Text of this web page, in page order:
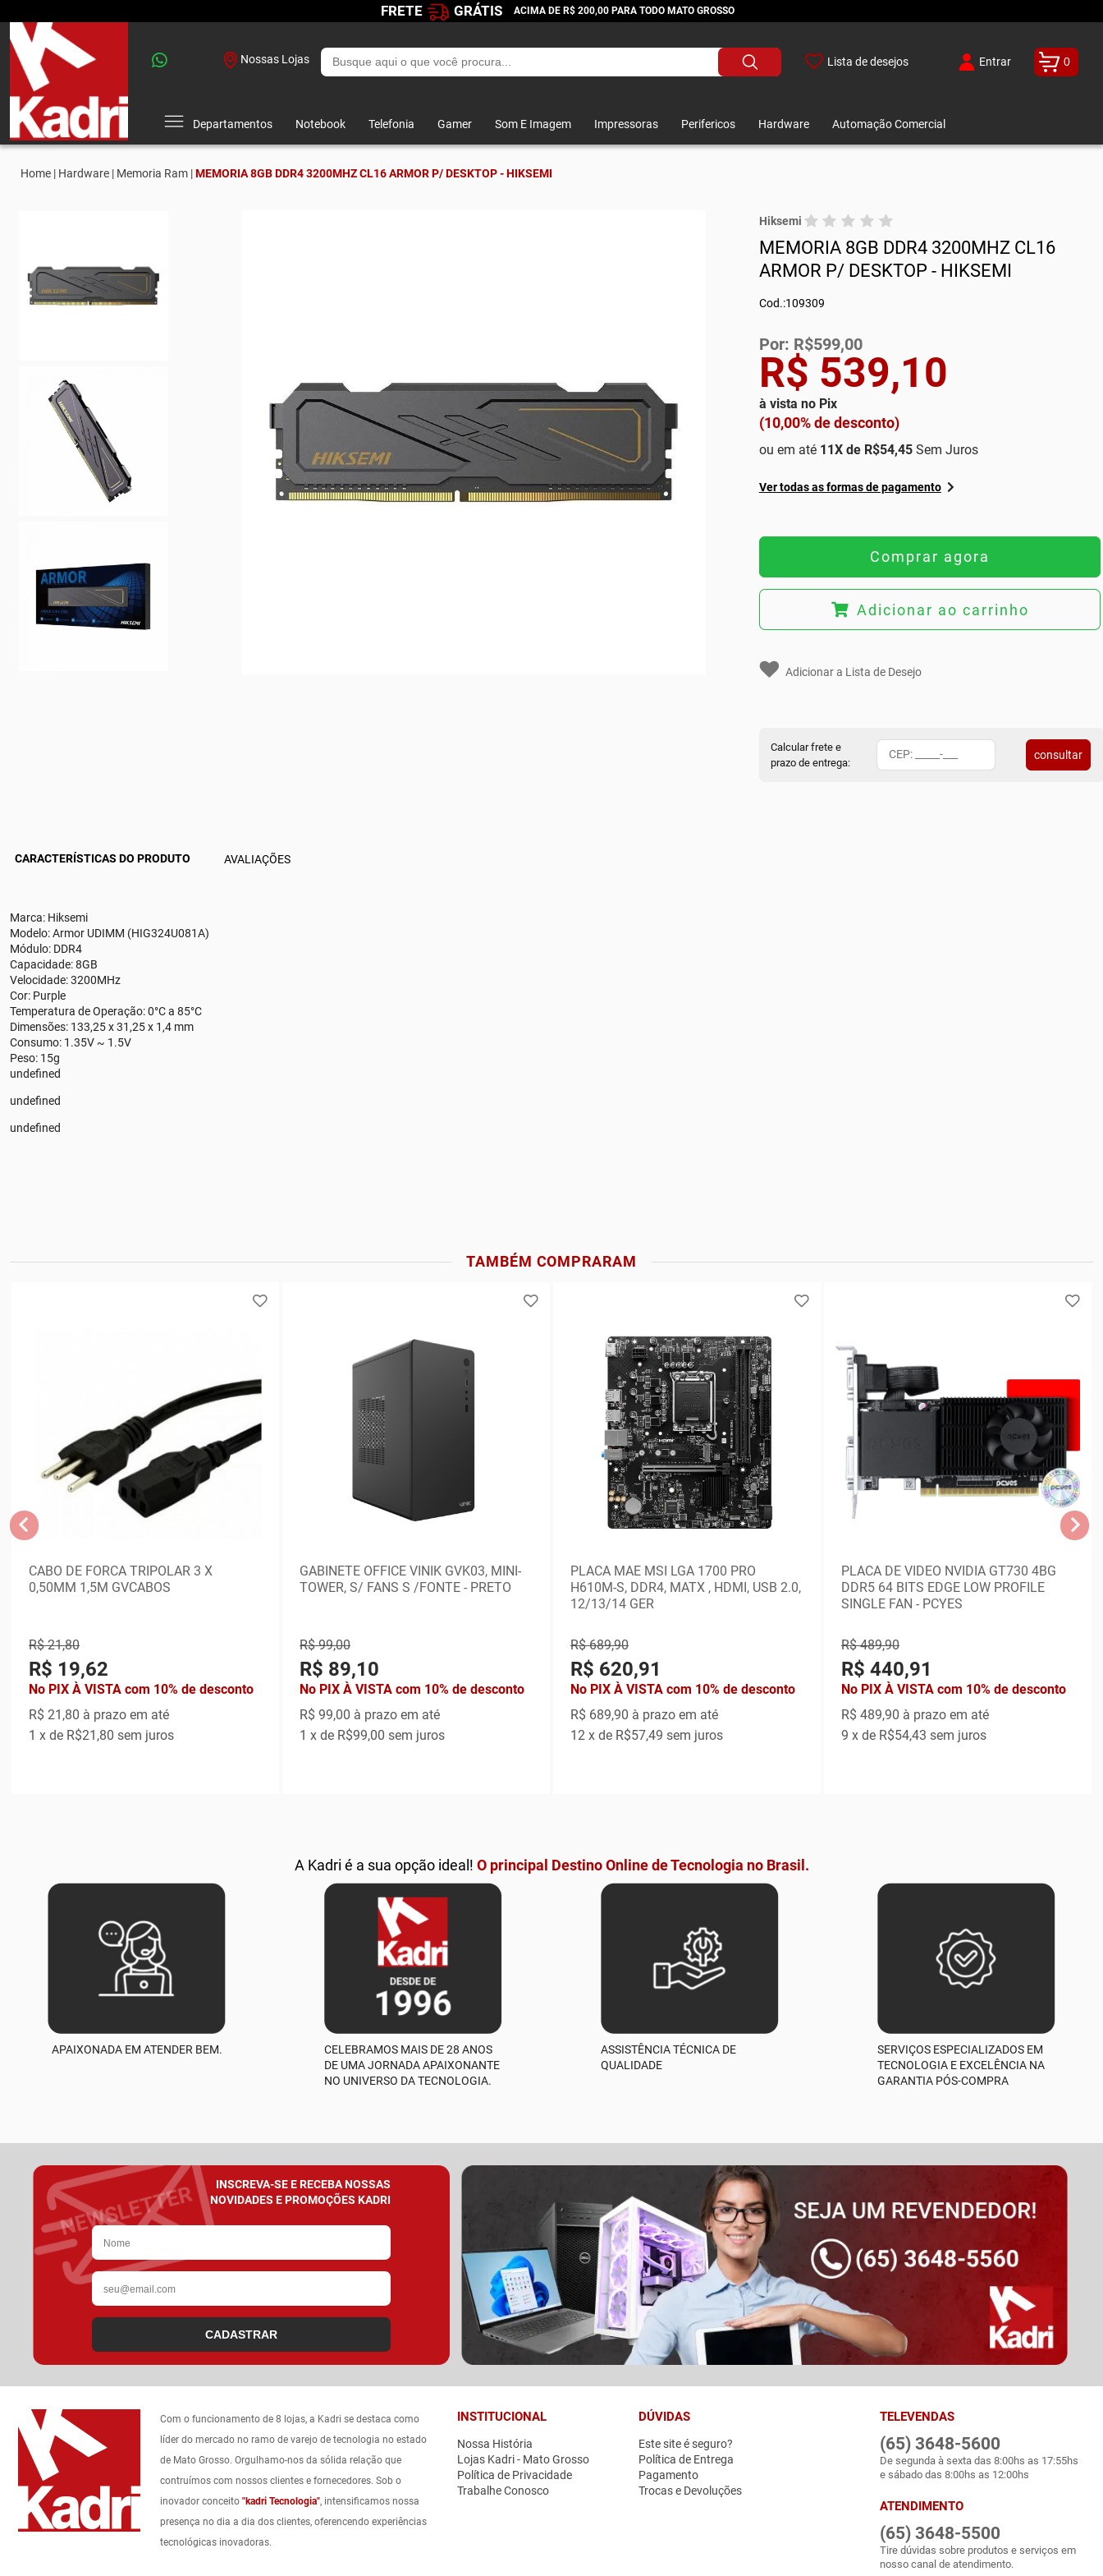
FRETE GRÁTIS ACIMA DE R$ 200,00 PARA TODO MATO GROSSO
Nossas Lojas Lista de desejos Entrar 0
Departamentos Notebook Telefonia Gamer Som E Imagem Impressoras Perifericos Hardware Automação Comercial
Home | Hardware | Memoria Ram |MEMORIA 8GB DDR4 3200MHZ CL16 ARMOR P/ DESKTOP - HIKSEMI
Hiksemi
MEMORIA 8GB DDR4 3200MHZ CL16
ARMOR P/ DESKTOP - HIKSEMI
Cod.:109309
R$ 539,10
à vista no Pix
(10,00% de desconto)
Por: R$599,00
ou em até 11X de R$54,45 Sem Juros
Ver todas as formas de pagamento
Comprar agora
Adicionar ao carrinho
Adicionar a Lista de Desejo
Calcular frete e
prazo de entrega:
consultar
CARACTERÍSTICAS DO PRODUTO AVALIAÇÕES
Marca: Hiksemi
Modelo: Armor UDIMM (HIG324U081A)
Módulo: DDR4
Capacidade: 8GB
Velocidade: 3200MHz
Cor: Purple
Temperatura de Operação: 0°C a 85°C
Dimensões: 133,25 x 31,25 x 1,4 mm
Consumo: 1.35V ~ 1.5V
Peso: 15g
undefined
undefined
undefined
TAMBÉM COMPRARAM
CABO DE FORCA TRIPOLAR 3 X
0,50MM 1,5M GVCABOS
R$ 21,80
R$ 19,62
No PIX À VISTA com 10% de desconto
R$ 21,80 à prazo em até
1 x de R$21,80 sem juros
GABINETE OFFICE VINIK GVK03, MINI-
TOWER, S/ FANS S /FONTE - PRETO
R$ 99,00
R$ 89,10
No PIX À VISTA com 10% de desconto
R$ 99,00 à prazo em até
1 x de R$99,00 sem juros
PLACA MAE MSI LGA 1700 PRO
H610M-S, DDR4, MATX , HDMI, USB 2.0,
12/13/14 GER
R$ 689,90
R$ 620,91
No PIX À VISTA com 10% de desconto
R$ 689,90 à prazo em até
12 x de R$57,49 sem juros
PLACA DE VIDEO NVIDIA GT730 4BG
DDR5 64 BITS EDGE LOW PROFILE
SINGLE FAN - PCYES
R$ 489,90
R$ 440,91
No PIX À VISTA com 10% de desconto
R$ 489,90 à prazo em até
9 x de R$54,43 sem juros
A Kadri é a sua opção ideal! O principal Destino Online de Tecnologia no Brasil.
APAIXONADA EM ATENDER BEM.
CELEBRAMOS MAIS DE 28 ANOS
DE UMA JORNADA APAIXONANTE
NO UNIVERSO DA TECNOLOGIA.
ASSISTÊNCIA TÉCNICA DE
QUALIDADE
SERVIÇOS ESPECIALIZADOS EM
TECNOLOGIA E EXCELÊNCIA NA
GARANTIA PÓS-COMPRA
INSCREVA-SE E RECEBA NOSSAS
NOVIDADES E PROMOÇÕES KADRI
CADASTRAR
Com o funcionamento de 8 lojas, a Kadri se destaca como
líder do mercado no ramo de varejo de tecnologia no estado
de Mato Grosso. Orgulhamo-nos da sólida relação que
contruímos com nossos clientes e fornecedores. Sob o
inovador conceito "kadri Tecnologia", intensificamos nossa
presença no dia a dia dos clientes, oferencendo experiências
tecnológicas inovadoras.
INSTITUCIONAL
Nossa História
Lojas Kadri - Mato Grosso
Política de Privacidade
Trabalhe Conosco
DÚVIDAS
Este site é seguro?
Política de Entrega
Pagamento
Trocas e Devoluções
TELEVENDAS
(65) 3648-5600
De segunda à sexta das 8:00hs as 17:55hs
e sábado das 8:00hs as 12:00hs
ATENDIMENTO
(65) 3648-5500
Tire dúvidas sobre produtos e serviços em
nosso canal de atendimento.